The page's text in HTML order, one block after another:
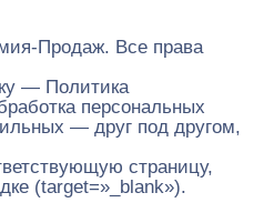
Продаж. Все права
— Политика
персональных
— друг под другом,
страницу,
(target=»_blank»).